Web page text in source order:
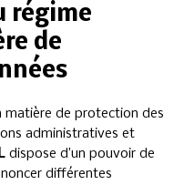
régime
de
matière de protection des
administratives et
dispose d’un pouvoir de
différentes